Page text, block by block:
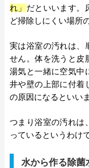
れ」 だといいます。
ど掃除しにくい場所
実は浴室の汚れは、
せん。体を洗うと皮
湯気と一緒に空気中
井や壁の上部に付着
の原因になるといい
つまり浴室の汚れは
っているというわけ
水から作る除菌